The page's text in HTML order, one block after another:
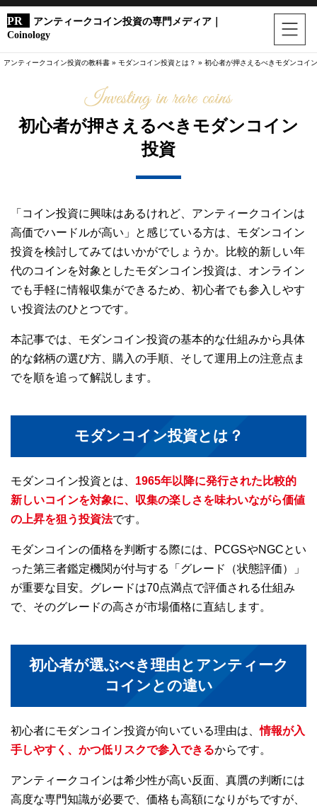
アンティークコイン投資の専門メディア｜
Coinology
アンティークコイン投資の教科書 » モダンコイン投資とは？ » 初心者が押さえるべきモダンコイ
初心者が押さえるべきモダンコイン
投資
「コイン投資に興味はあるけれど、アンティークコインは
高価でハードルが高い」と感じている方は、モダンコイン
投資を検討してみてはいかがでしょうか。比較的新しい年
代のコインを対象としたモダンコイン投資は、オンライン
でも手軽に情報収集ができるため、初心者でも参入しやす
い投資法のひとつです。
本記事では、モダンコイン投資の基本的な仕組みから具体
的な銘柄の選び方、購入の手順、そして運用上の注意点ま
でを順を追って解説します。
モダンコイン投資とは？
モダンコイン投資とは、 1965年以降に発行された比較的
新しいコインを対象に、収集の楽しさを味わいながら価値
の上昇を狙う投資法です。
モダンコインの価格を判断する際には、PCGSやNGCとい
った第三者鑑定機関が付与する「グレード（状態評価）」
が重要な目安。グレードは70点満点で評価される仕組み
で、そのグレードの高さが市場価格に直結します。
初心者が選ぶべき理由とアンティーク
コインとの違い
初心者にモダンコイン投資が向いている理由は、情報が入
手しやすく、かつ低リスクで参入できるからです。
アンティークコインは希少性が高い反面、真贋の判断には
高度な専門知識が必要で、価格も高額になりがちですが、